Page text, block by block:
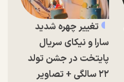
تغییر چهره شدید
سارا و نیکای سریال
پایتخت در جشن تولد
۲۲ سالگی + تصاویر